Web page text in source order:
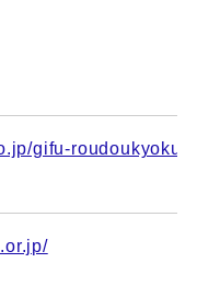
gifu-roudoukyoku/